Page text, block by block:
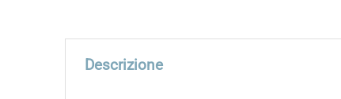
Descrizione